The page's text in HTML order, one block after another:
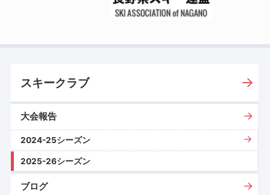
スキークラブ
大会報告
2024-25シーズン
2025-26シーズン
ブログ